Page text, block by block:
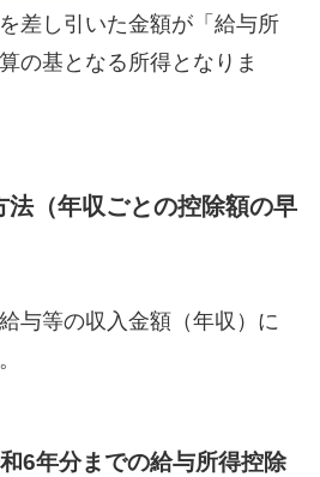
差し引いた金額が「給与所
の基となる所得となりま
法（年収ごとの控除額の早
与等の収入金額（年収）に
6年分までの給与所得控除